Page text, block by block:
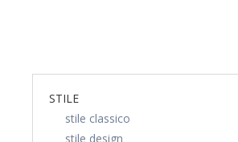
STILE
stile classico
stile design